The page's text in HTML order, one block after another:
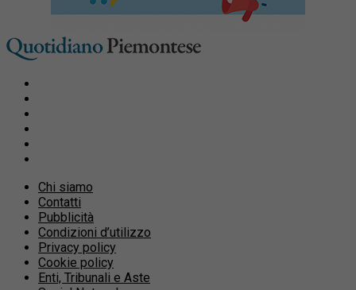
Chi siamo
Contatti
Pubblicità
Condizioni d’utilizzo
Privacy policy
Cookie policy
Enti, Tribunali e Aste